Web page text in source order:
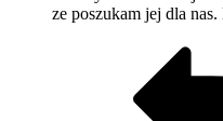
ze poszukam jej dla